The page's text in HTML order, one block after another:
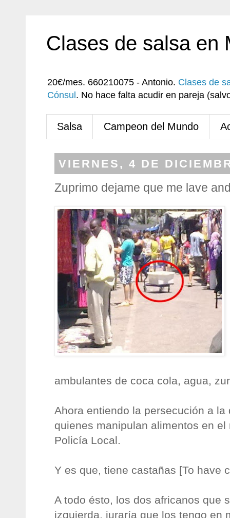
Clases de salsa en
20€/mes. 660210075 - Antonio. Clases de
Cónsul . No hace falta acudir en pareja
Salsa Campeon del Mundo
VIERNES, 4 DE
Zuprimo dejame que me lave
ambulantes de coca cola, agua,
Ahora entiendo la persecución a la
quienes manipulan alimentos en
Policía Local.
Y es que, tiene castañas [To have
A todo ésto, los dos africanos que
izquierda, juraría que los tengo en